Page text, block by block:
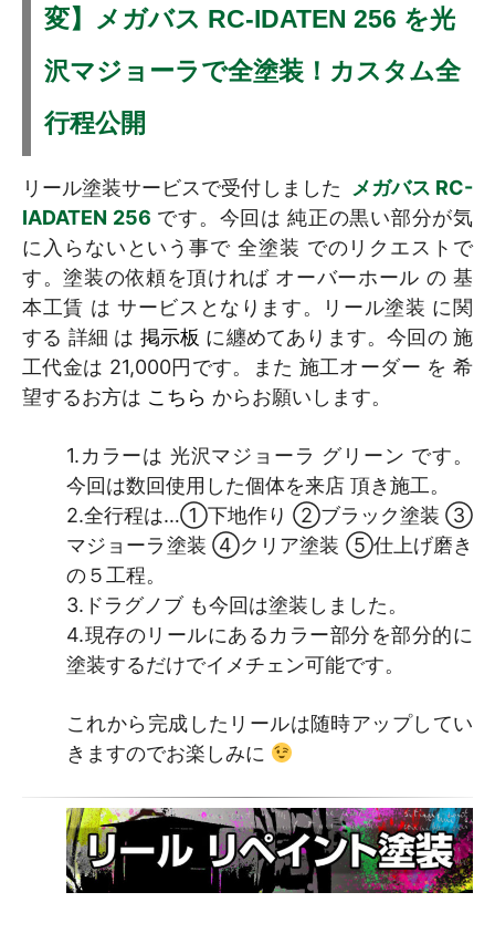
変】メガバス RC-IDATEN 256 を光
沢マジョーラで全塗装！カスタム全
行程公開
リール塗装サービスで受付しました
メガバス RC-
IADATEN 256 です。今回は 純正の黒い部分が気
に入らないという事で 全塗装 でのリクエストで
す。塗装の依頼を頂ければ オーバーホール の 基
本工賃 は サービスとなります。リール塗装 に関
する 詳細 は 掲示板 に纏めてあります。今回の 施
工代金は 21,000円です。また 施工オーダー を 希
望するお方は こちら からお願いします。
1.カラーは 光沢マジョーラ グリーン です。
今回は数回使用した個体を来店 頂き施工。
2.全行程は…①下地作り ②ブラック塗装 ③
マジョーラ塗装 ④クリア塗装 ⑤仕上げ磨き
の５工程。
3.ドラグノブ も今回は塗装しました。
4.現存のリールにあるカラー部分を部分的に
塗装するだけでイメチェン可能です。
これから完成したリールは随時アップしてい
きますのでお楽しみに